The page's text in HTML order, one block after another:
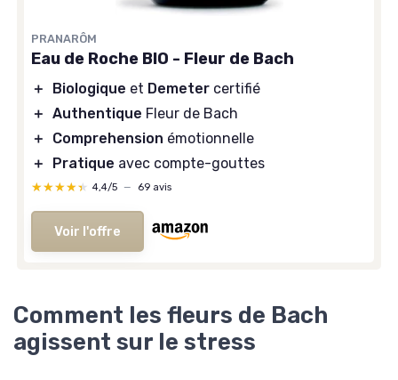
PRANARÔM
Eau de Roche BIO - Fleur de Bach
＋ Biologique et Demeter certifié
＋ Authentique Fleur de Bach
＋
Comprehension émotionnelle
＋
Pratique avec compte-gouttes
★★★★★
★★★★★ 4,4/5 — 69 avis
Voir l'offre
Comment les fleurs de Bach
agissent sur le stress